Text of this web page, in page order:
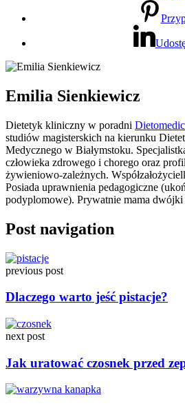
Emilia Sienkiewicz
Dietetyk kliniczny w poradni
studiów magisterskich na kierunku
Medycznego w Białymstoku.
człowieka zdrowego i chorego oraz
żywieniowo-zależnych.
Posiada uprawnienia pedagogiczne
podyplomowe). Prywatnie mama dwójki
Post navigation
previous post
Dlaczego warto jeść pistacje?
next post
Jak uratować czosnek przed